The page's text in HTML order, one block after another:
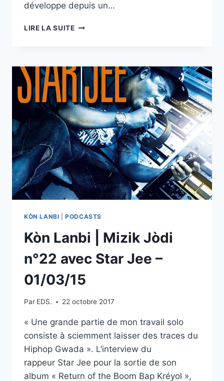
développe depuis un…
LIRE LA SUITEKÒN
JÒDI
N°51
AVEC
MANO
D’ISHANGO
–
03/10/21
KÒN LANBI |PODCASTS
Kòn Lanbi | Mizik Jòdi
n°22 avec Star Jee –
01/03/15
Par EDS. 22 octobre 2017
« Une grande partie de mon travail solo
consiste à sciemment laisser des traces du
Hiphop Gwada ». L’interview du
rappeur Star Jee pour la sortie de son
album « Return of the Boom Bap Kréyol »,